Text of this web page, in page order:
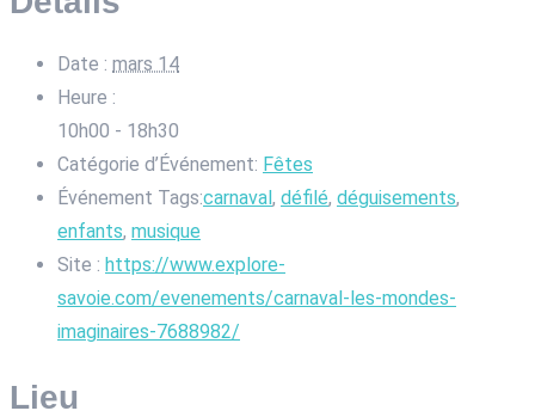
Date : mars 14
Heure :
10h00 - 18h30
Catégorie d’Événement: Fêtes
Événement Tags:carnaval , défilé, déguisements,
enfants, musique
Site : https://www.explore-
savoie.com/evenements/carnaval-les-mondes-
imaginaires-7688982/
Lieu